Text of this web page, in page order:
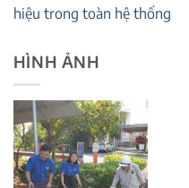
hiệu trong toàn hệ thống
HÌNH ẢNH